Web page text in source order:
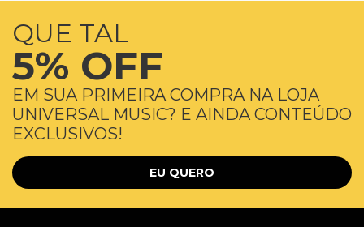
QUE TAL
5% OFF
EM SUA PRIMEIRA COMPRA NA LOJA
UNIVERSAL MUSIC? E AINDA CONTEÚDO
EXCLUSIVOS!
EU QUERO